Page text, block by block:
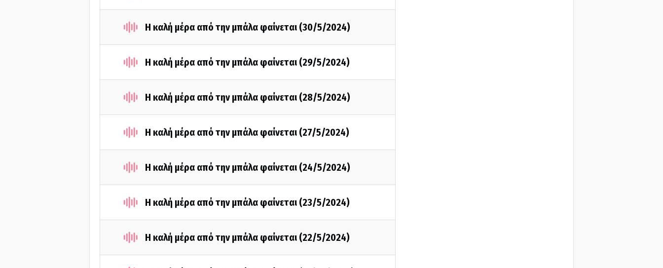
H καλή μέρα από την μπάλα φαίνεται (30/5/2024)
Η καλή μέρα από την μπάλα φαίνεται (29/5/2024)
Η καλή μέρα από την μπάλα φαίνεται (28/5/2024)
Η καλή μέρα από την μπάλα φαίνεται (27/5/2024)
Η καλή μέρα από την μπάλα φαίνεται (24/5/2024)
Η καλή μέρα από την μπάλα φαίνεται (23/5/2024)
Η καλή μέρα από την μπάλα φαίνεται (22/5/2024)